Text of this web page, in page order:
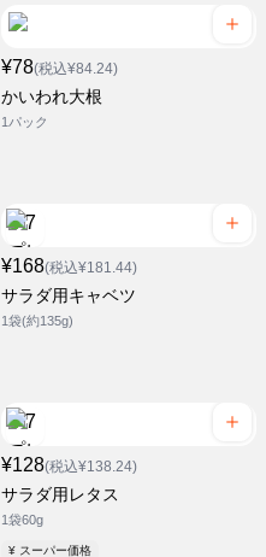
¥78(税込¥84.24)
かいわれ大根
1パック
¥168(税込¥181.44)
サラダ用キャベツ
1袋(約135g)
¥128(税込¥138.24)
サラダ用レタス
1袋60g
¥ スーパー価格